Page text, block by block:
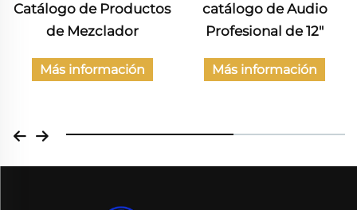
Catálogo de Productos
de Mezclador
Más información
catálogo de Audio
Profesional de 12"
Más información